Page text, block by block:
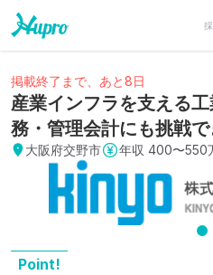
掲載終了まで、あと8日
産業インフラを支える
務・管理会計にも挑戦
大阪府交野市 年収 400〜550
Point!